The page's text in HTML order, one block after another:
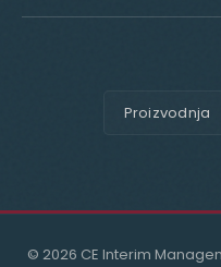
Proizvodnja
© 2026 CE Interim